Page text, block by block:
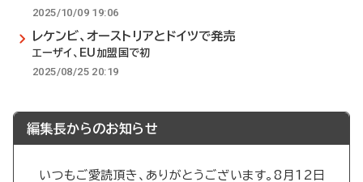
2025/10/09 19:06
レケンビ、オーストリアとドイツで発売
エーザイ、EU加盟国で初
2025/08/25 20:19
編集長からのお知らせ
いつもご愛読頂き、ありがとうございます。8月12日